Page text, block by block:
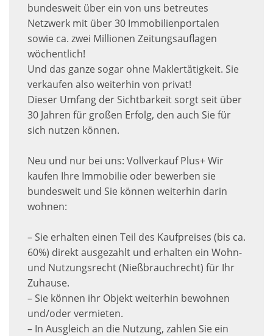
bundesweit über ein von uns betreutes
Netzwerk mit über 30 Immobilienportalen
sowie ca. zwei Millionen Zeitungsauflagen
wöchentlich!
Und das ganze sogar ohne Maklertätigkeit. Sie
verkaufen also weiterhin von privat!
Dieser Umfang der Sichtbarkeit sorgt seit über
30 Jahren für großen Erfolg, den auch Sie für
sich nutzen können.
Neu und nur bei uns: Vollverkauf Plus+ Wir
kaufen Ihre Immobilie oder bewerben sie
bundesweit und Sie können weiterhin darin
wohnen:
– Sie erhalten einen Teil des Kaufpreises (bis ca.
60%) direkt ausgezahlt und erhalten ein Wohn-
und Nutzungsrecht (Nießbrauchrecht) für Ihr
Zuhause.
– Sie können ihr Objekt weiterhin bewohnen
und/oder vermieten.
– In Ausgleich an die Nutzung, zahlen Sie ein